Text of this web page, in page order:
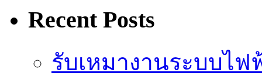
Recent Posts
รับเหมางานระบบไ